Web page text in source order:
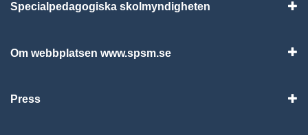
Specialpedagogiska skolmyndigheten
Om webbplatsen www.spsm.se
Press